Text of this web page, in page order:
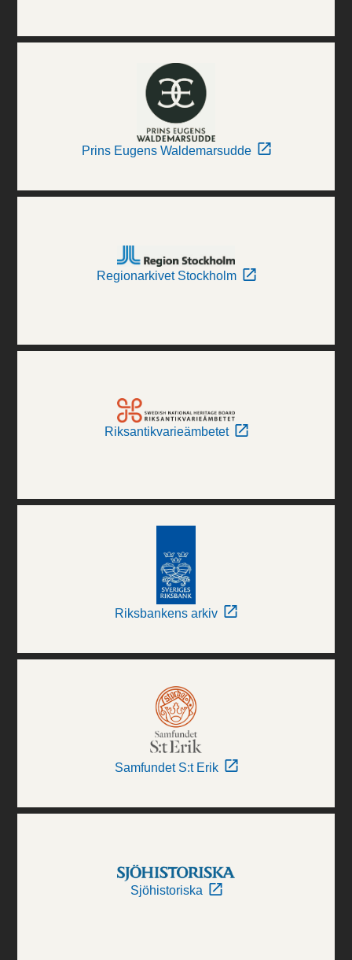
Prins Eugens Waldemarsudde
Regionarkivet Stockholm
Riksantikvarieämbetet
Riksbankens arkiv
Samfundet S:t Erik
Sjöhistoriska